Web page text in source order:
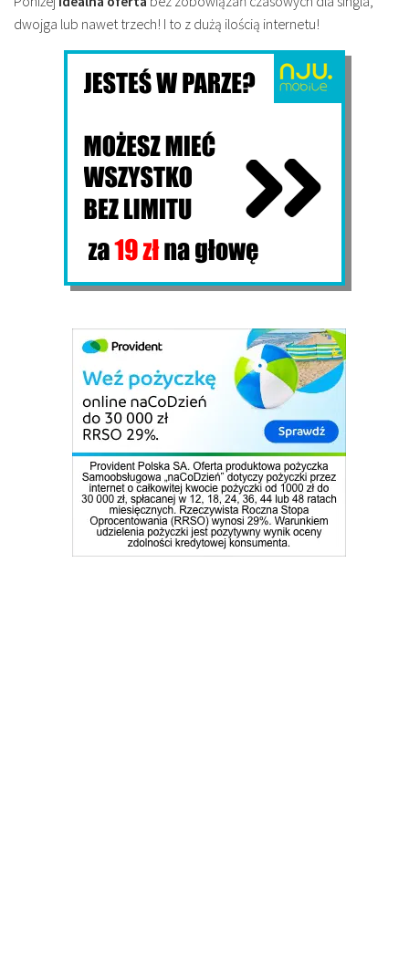
dwojga lub nawet trzech! I to z dużą ilością internetu!